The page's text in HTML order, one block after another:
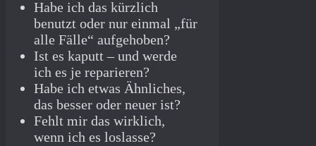
Habe ich das kürzlich
benutzt oder nur einmal „für
alle Fälle“ aufgehoben?
Ist es kaputt – und werde
ich es je reparieren?
Habe ich etwas Ähnliches,
das besser oder neuer ist?
Fehlt mir das wirklich,
wenn ich es loslasse?